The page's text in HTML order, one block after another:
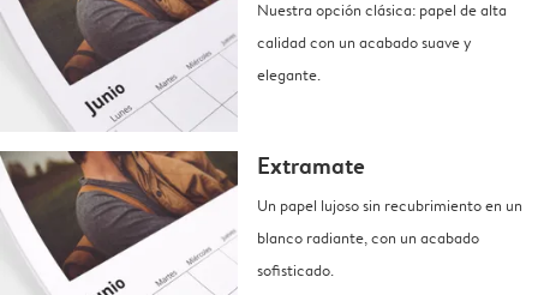
Nuestra opción clásica: papel de alta
calidad con un acabado suave y
elegante.
Extramate
Un papel lujoso sin recubrimiento en un
blanco radiante, con un acabado
sofisticado.